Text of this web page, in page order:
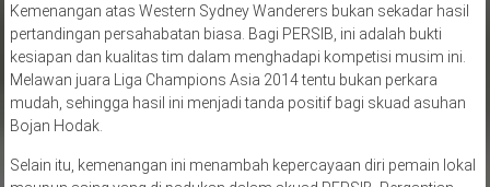
Kemenangan atas Western Sydney Wanderers bukan sekadar hasil
pertandingan persahabatan biasa. Bagi PERSIB, ini adalah bukti
kesiapan dan kualitas tim dalam menghadapi kompetisi musim ini.
Melawan juara Liga Champions Asia 2014 tentu bukan perkara
mudah, sehingga hasil ini menjadi tanda positif bagi skuad asuhan
Bojan Hodak.
Selain itu, kemenangan ini menambah kepercayaan diri pemain lokal